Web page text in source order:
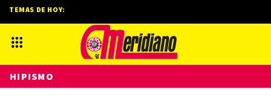
TEMAS DE HOY:
HIPISMO